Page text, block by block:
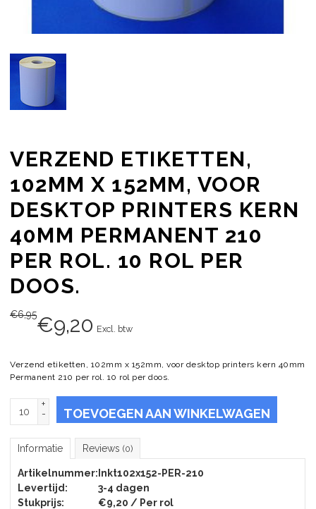
VERZEND ETIKETTEN,
102MM X 152MM, VOOR
DESKTOP PRINTERS KERN
40MM PERMANENT 210
PER ROL. 10 ROL PER
DOOS.
€6,95€9,20 Excl. btw
Verzend etiketten, 102mm x 152mm, voor desktop printers kern 40mm
Permanent 210 per rol. 10 rol per doos.
+
-
TOEVOEGEN AAN WINKELWAGEN
Informatie Reviews (0)
Artikelnummer: Inkt102x152-PER-210
Levertijd:
3-4 dagen
Stukprijs:
€9,20 / Per rol